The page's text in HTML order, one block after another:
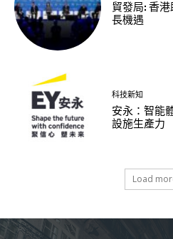
貿發局: 香
長機遇
科技新知
安永：智能
設施生產力
Load